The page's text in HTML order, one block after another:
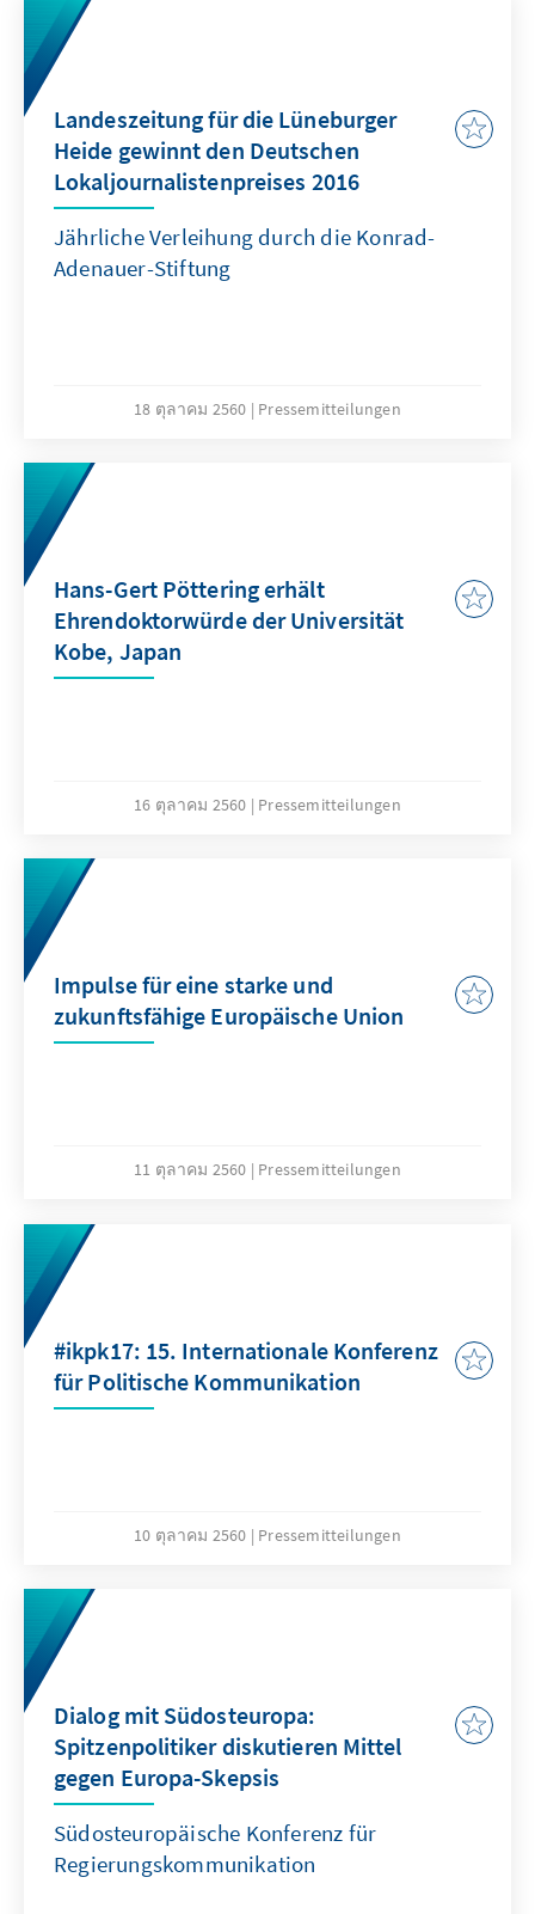
Landeszeitung für die Lüneburger
Heide gewinnt den Deutschen
Lokaljournalistenpreises 2016
Jährliche Verleihung durch die Konrad-
Adenauer-Stiftung
18 ตุลาคม 2560 Pressemitteilungen
Hans-Gert Pöttering erhält
Ehrendoktorwürde der Universität
Kobe, Japan
16 ตุลาคม 2560 Pressemitteilungen
Impulse für eine starke und
zukunftsfähige Europäische Union
11 ตุลาคม 2560 Pressemitteilungen
#ikpk17: 15. Internationale Konferenz
für Politische Kommunikation
10 ตุลาคม 2560 Pressemitteilungen
Dialog mit Südosteuropa:
Spitzenpolitiker diskutieren Mittel
gegen Europa-Skepsis
Südosteuropäische Konferenz für
Regierungskommunikation